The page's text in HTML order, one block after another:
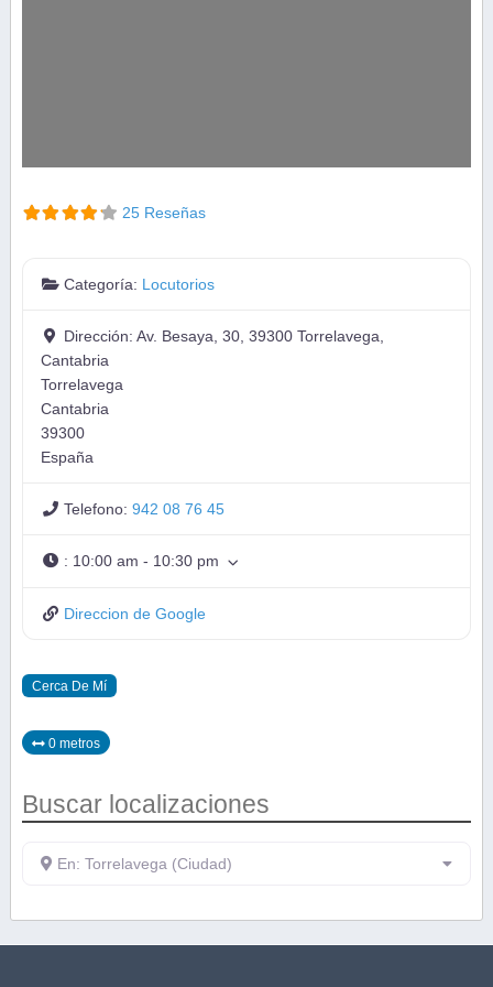
25 Reseñas
Categoría: Locutorios
Dirección:Av. Besaya, 30, 39300 Torrelavega,
Cantabria
Torrelavega
Cantabria
39300
España
Telefono:942 08 76 45
: 10:00 am - 10:30 pm
Direccion de Google
Cerca De Mí
0 metros
Buscar localizaciones
En: Torrelavega (Ciudad)